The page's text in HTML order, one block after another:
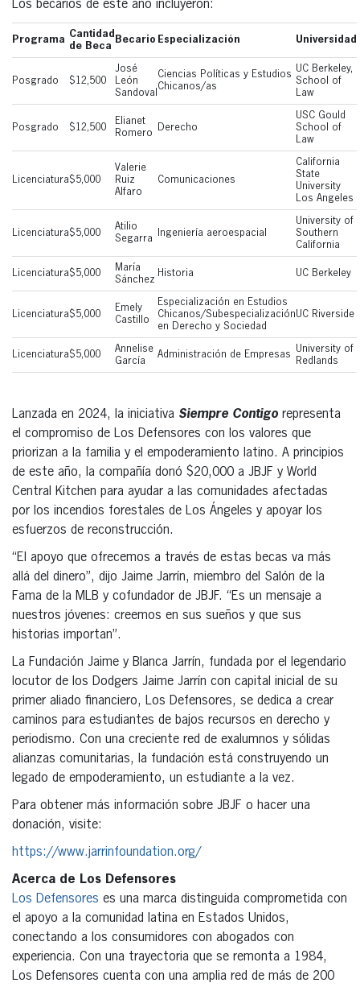
Los becarios de este año incluyeron:
Programa
Cantidad
de Beca
Becario Especialización Universidad
Posgrado $12,500
José
León
Sandoval
Ciencias Políticas y Estudios
Chicanos/as
UC Berkeley,
School of
Law
Posgrado $12,500
Elianet
Romero
Derecho
USC Gould
School of
Law
Licenciatura$5,000
Valerie
Ruiz
Alfaro
Comunicaciones
California
State
University
Los Angeles
Licenciatura$5,000
Atilio
Segarra
Ingeniería aeroespacial
University of
Southern
California
Licenciatura$5,000
María
Sánchez
Historia UC Berkeley
Licenciatura$5,000
Emely
Castillo
Especialización en Estudios
Chicanos/Subespecialización
en Derecho y Sociedad
UC Riverside
Licenciatura$5,000
Annelise
García
Administración de Empresas
University of
Redlands
Lanzada en 2024, la iniciativa Siempre Contigo representa
el compromiso de Los Defensores con los valores que
priorizan a la familia y el empoderamiento latino. A principios
de este año, la compañía donó $20,000 a JBJF y World
Central Kitchen para ayudar a las comunidades afectadas
por los incendios forestales de Los Ángeles y apoyar los
esfuerzos de reconstrucción.
“El apoyo que ofrecemos a través de estas becas va más
allá del dinero”, dijo Jaime Jarrín, miembro del Salón de la
Fama de la MLB y cofundador de JBJF. “Es un mensaje a
nuestros jóvenes: creemos en sus sueños y que sus
historias importan”.
La Fundación Jaime y Blanca Jarrín, fundada por el legendario
locutor de los Dodgers Jaime Jarrín con capital inicial de su
primer aliado financiero, Los Defensores, se dedica a crear
caminos para estudiantes de bajos recursos en derecho y
periodismo. Con una creciente red de exalumnos y sólidas
alianzas comunitarias, la fundación está construyendo un
legado de empoderamiento, un estudiante a la vez.
Para obtener más información sobre JBJF o hacer una
donación, visite:
https://www.jarrinfoundation.org/
Acerca de Los Defensores
Los Defensores es una marca distinguida comprometida con
el apoyo a la comunidad latina en Estados Unidos,
conectando a los consumidores con abogados con
experiencia. Con una trayectoria que se remonta a 1984,
Los Defensores cuenta con una amplia red de más de 200